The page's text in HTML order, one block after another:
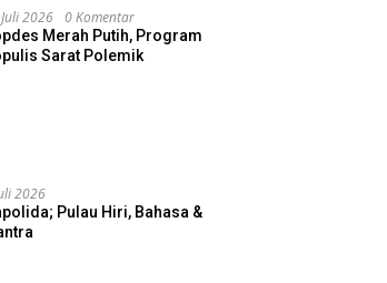
2026 0 Komentar
Merah Putih, Program
Sarat Polemik
2026
Pulau Hiri, Bahasa &